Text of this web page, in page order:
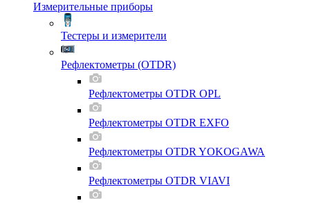
Измерительные приборы
Тестеры и измерители
Рефлектометры (OTDR)
Рефлектометры OTDR OPL
Рефлектометры OTDR EXFO
Рефлектометры OTDR YOKOGAWA
Рефлектометры OTDR VIAVI